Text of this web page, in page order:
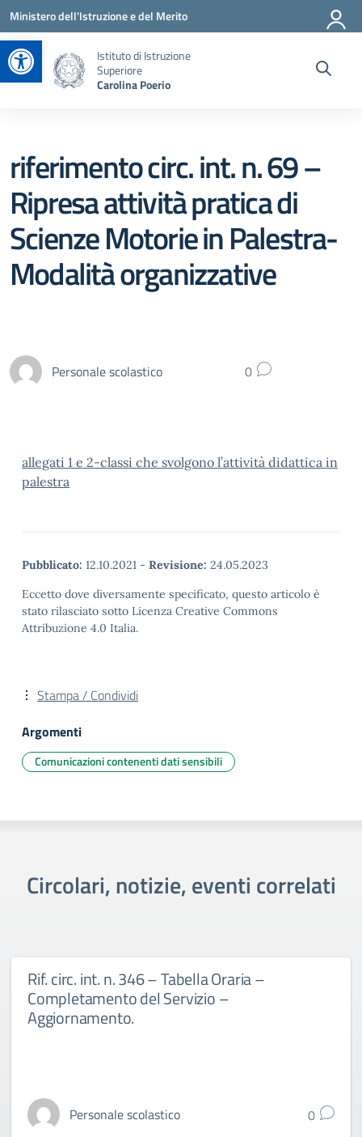
Apri la barra degli strumenti
Vai ai contenuti
Vai al menu di navigazione
Vai al footer
Ministero dell'Istruzione e del Merito
Istituto di Istruzione
Superiore
Carolina Poerio
riferimento circ. int. n. 69 –
Ripresa attività pratica di
Scienze Motorie in Palestra-
Modalità organizzative
Personale scolastico 0
allegati 1 e 2-classi che svolgono l’attività didattica in
palestra
Pubblicato: 12.10.2021 - Revisione: 24.05.2023
Eccetto dove diversamente specificato, questo articolo è
stato rilasciato sotto Licenza Creative Commons
Attribuzione 4.0 Italia.
Stampa / Condividi
Argomenti
Comunicazioni contenenti dati sensibili
Circolari, notizie, eventi correlati
Rif. circ. int. n. 346 – Tabella Oraria –
Completamento del Servizio –
Aggiornamento.
Personale scolastico 0